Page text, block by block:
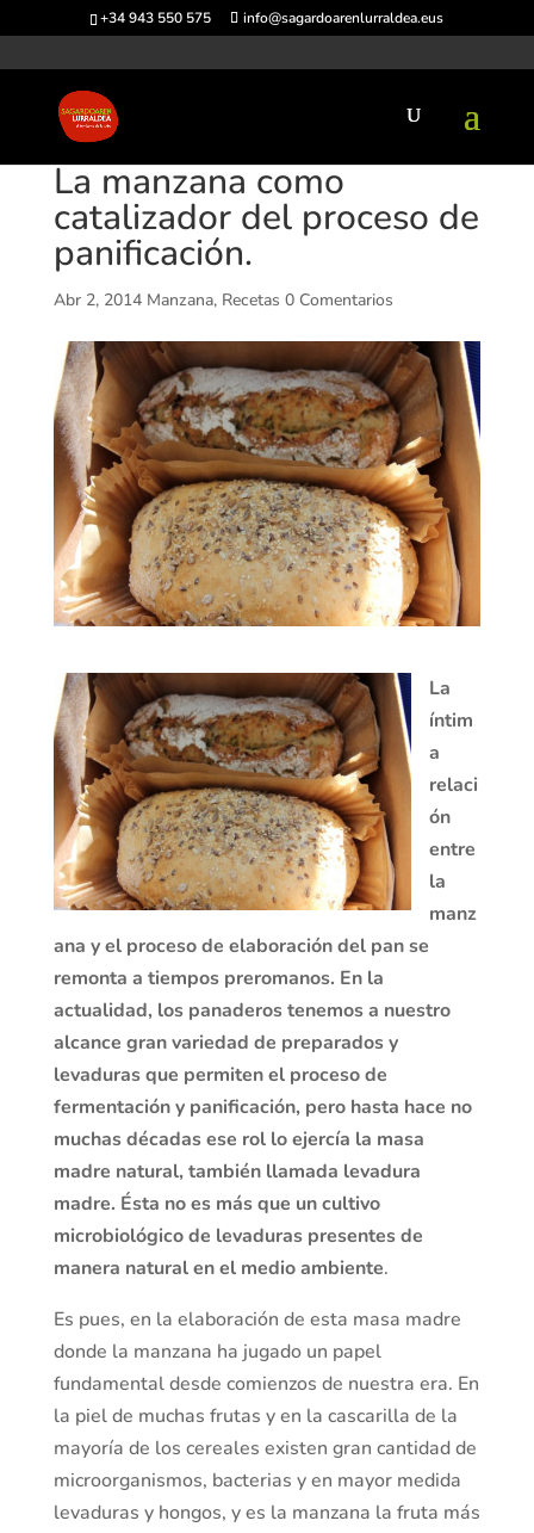
+34 943 550 575 info@sagardoarenlurraldea.eus
La manzana como
catalizador del proceso de
panificación.
Abr 2, 2014 Manzana, Recetas 0 Comentarios
La
íntim
a
relaci
ón
entre
la
manz
ana y el proceso de elaboración del pan se
remonta a tiempos preromanos. En la
actualidad, los panaderos tenemos a nuestro
alcance gran variedad de preparados y
levaduras que permiten el proceso de
fermentación y panificación, pero hasta hace no
muchas décadas ese rol lo ejercía la masa
madre natural, también llamada levadura
madre. Ésta no es más que un cultivo
microbiológico de levaduras presentes de
manera natural en el medio ambiente.
Es pues, en la elaboración de esta masa madre
donde la manzana ha jugado un papel
fundamental desde comienzos de nuestra era. En
la piel de muchas frutas y en la cascarilla de la
mayoría de los cereales existen gran cantidad de
microorganismos, bacterias y en mayor medida
levaduras y hongos, y es la manzana la fruta más